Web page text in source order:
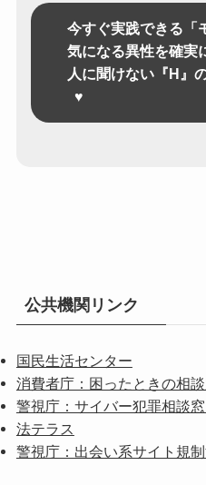
今すぐ実践できる「
気になる異性を確実
人に聞けない『H』
♥
公共機関リンク
国民生活センター
消費者庁：困ったときの相
警視庁：サイバー犯罪相談
法テラス
警視庁：出会い系サイト規